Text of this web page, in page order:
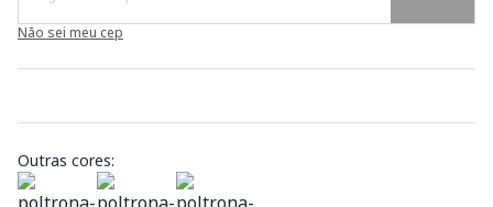
Não sei meu cep
Outras cores: